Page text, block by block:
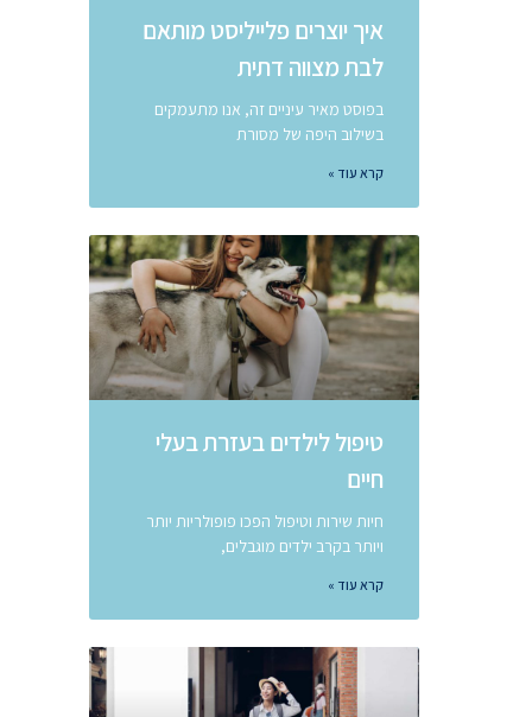
איך יוצרים פלייליסט מותאם
לבת מצווה דתית
בפוסט מאיר עיניים זה, אנו מתעמקים
בשילוב היפה של מסורת
קרא עוד »
טיפול לילדים בעזרת בעלי
חיים
חיות שירות וטיפול הפכו פופולריות יותר
ויותר בקרב ילדים מוגבלים,
קרא עוד »